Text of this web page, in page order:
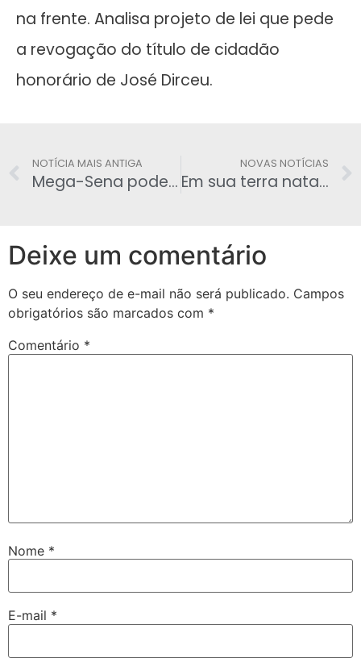
na frente. Analisa projeto de lei que pede
a revogação do título de cidadão
honorário de José Dirceu.
NOTÍCIA MAIS ANTIGA
Mega-Sena pode pagar R$ 110 milhões neste sábado
NOVAS NOTÍCIAS
Em sua terra natal, 60% querem o impeachment da presidente Dilma
Deixe um comentário
O seu endereço de e-mail não será publicado. Campos
obrigatórios são marcados com *
Comentário *
Nome *
E-mail *